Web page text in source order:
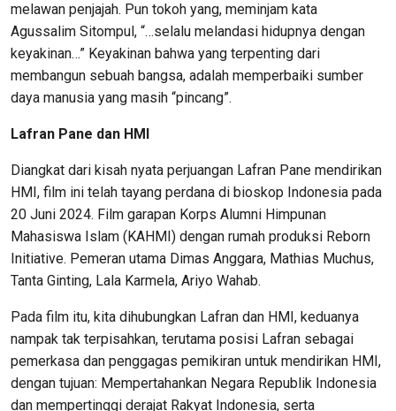
melawan penjajah. Pun tokoh yang, meminjam kata
Agussalim Sitompul, “…selalu melandasi hidupnya dengan
keyakinan…” Keyakinan bahwa yang terpenting dari
membangun sebuah bangsa, adalah memperbaiki sumber
daya manusia yang masih “pincang”.
Lafran Pane dan HMI
Diangkat dari kisah nyata perjuangan Lafran Pane mendirikan
HMI, film ini telah tayang perdana di bioskop Indonesia pada
20 Juni 2024. Film garapan Korps Alumni Himpunan
Mahasiswa Islam (KAHMI) dengan rumah produksi Reborn
Initiative. Pemeran utama Dimas Anggara, Mathias Muchus,
Tanta Ginting, Lala Karmela, Ariyo Wahab.
Pada film itu, kita dihubungkan Lafran dan HMI, keduanya
nampak tak terpisahkan, terutama posisi Lafran sebagai
pemerkasa dan penggagas pemikiran untuk mendirikan HMI,
dengan tujuan: Mempertahankan Negara Republik Indonesia
dan mempertinggi derajat Rakyat Indonesia, serta